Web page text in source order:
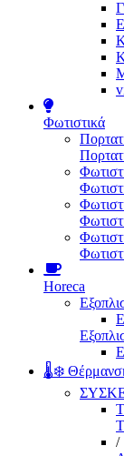
Φωτιστικά
Horeca
🌡️❄️
/